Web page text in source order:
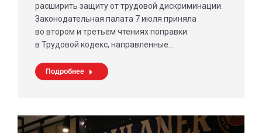
расширить защиту от трудовой дискриминации.
Законодательная палата 7 июля приняла
во втором и третьем чтениях поправки
в Трудовой кодекс, направленные…
Подробнее